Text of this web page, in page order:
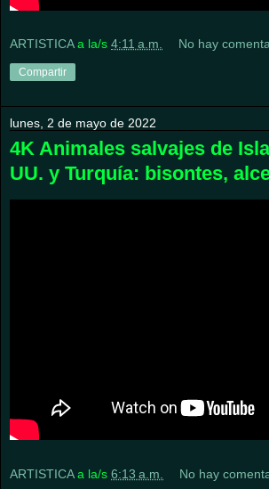
ARTISTICA a la/s 4:11 a.m. No hay
Compartir
lunes, 2 de mayo de 2022
4K Animales salvajes de
UU. y Turquía: bisontes,
ARTISTICA a la/s 6:13 a.m. No hay